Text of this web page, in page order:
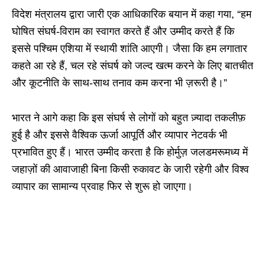
विदेश मंत्रालय द्वारा जारी एक आधिकारिक बयान में कहा गया, “हम
घोषित संघर्ष-विराम का स्वागत करते हैं और उम्मीद करते हैं कि
इससे पश्चिम एशिया में स्थायी शांति आएगी। जैसा कि हम लगातार
कहते आ रहे हैं, चल रहे संघर्ष को जल्द खत्म करने के लिए बातचीत
और कूटनीति के साथ-साथ तनाव कम करना भी ज़रूरी है।”
भारत ने आगे कहा कि इस संघर्ष से लोगों को बहुत ज़्यादा तकलीफ़
हुई है और इससे वैश्विक ऊर्जा आपूर्ति और व्यापार नेटवर्क भी
प्रभावित हुए हैं। भारत उम्मीद करता है कि होर्मुज़ जलडमरूमध्य में
जहाज़ों की आवाजाही बिना किसी रुकावट के जारी रहेगी और विश्व
व्यापार का सामान्य प्रवाह फिर से शुरू हो जाएगा।